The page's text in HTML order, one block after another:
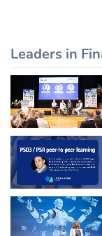
Leaders in